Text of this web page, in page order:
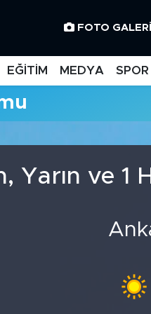
FOTO GALERI
EĞİTİM MEDYA SPOR
Yarın ve 1